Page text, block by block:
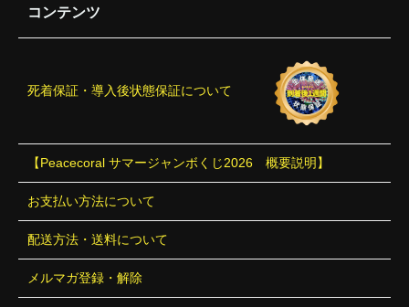
コンテンツ
死着保証・導入後状態保証について
【Peacecoral サマージャンボくじ2026 概要説明】
お支払い方法について
配送方法・送料について
メルマガ登録・解除